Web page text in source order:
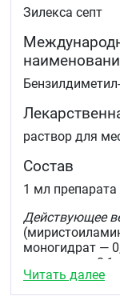
Зилекса септ
раствор для
Состав
1 мл
Действующее
моногидрат —
вещество — 0,1
Читать далее